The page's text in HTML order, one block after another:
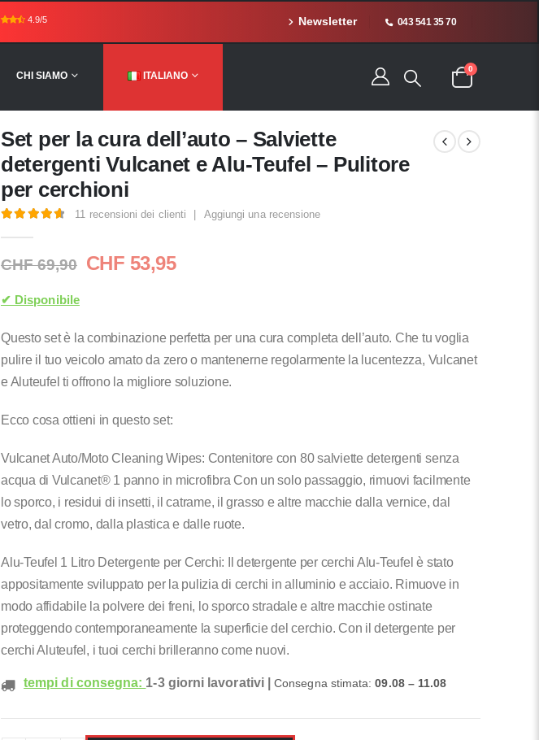
Newsletter 043 541 35 70
CHI SIAMO ITALIANO
0
Set per la cura dell’auto – Salviette
detergenti Vulcanet e Alu-Teufel – Pulitore
per cerchioni
11 recensioni dei clienti Aggiungi una recensione
CHF69,90 Il
CHF 69,90.
CHF 53,95Il
CHF 53,95.
✔ Disponibile
Questo set è la combinazione perfetta per una cura completa dell’auto. Che tu voglia
pulire il tuo veicolo amato da zero o mantenerne regolarmente la lucentezza, Vulcanet
e Aluteufel ti offrono la migliore soluzione.
Ecco cosa ottieni in questo set:
Vulcanet Auto/Moto Cleaning Wipes: Contenitore con 80 salviette detergenti senza
acqua di Vulcanet® 1 panno in microfibra Con un solo passaggio, rimuovi facilmente
lo sporco, i residui di insetti, il catrame, il grasso e altre macchie dalla vernice, dal
vetro, dal cromo, dalla plastica e dalle ruote.
Alu-Teufel 1 Litro Detergente per Cerchi: Il detergente per cerchi Alu-Teufel è stato
appositamente sviluppato per la pulizia di cerchi in alluminio e acciaio. Rimuove in
modo affidabile la polvere dei freni, lo sporco stradale e altre macchie ostinate
proteggendo contemporaneamente la superficie del cerchio. Con il detergente per
cerchi Aluteufel, i tuoi cerchi brilleranno come nuovi.
tempi di consegna: 1-3 giorni lavorativi |Consegna stimata:09.08 – 11.08
4.9/5